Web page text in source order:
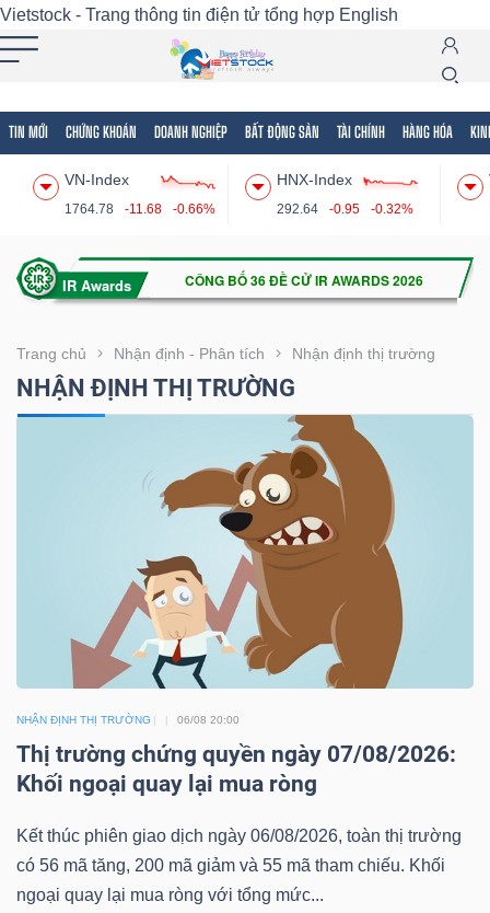
Vietstock - Trang thông tin điện tử tổng hợp English
TIN MỚI CHỨNG KHOÁN DOANH NGHIỆP BẤT ĐỘNG SẢN TÀI CHÍNH HÀNG HÓA
VN-Index
1764.78 -11.68 -0.66%
HNX-Index
292.64 -0.95 -0.32%
Trang chủ Nhận định - Phân tích Nhận định thị trường
NHẬN ĐỊNH THỊ TRƯỜNG
NHẬN ĐỊNH THỊ TRƯỜNG 06/08 20:00
Thị trường chứng quyền ngày 07/08/2026:
Khối ngoại quay lại mua ròng
Kết thúc phiên giao dịch ngày 06/08/2026, toàn thị trường
có 56 mã tăng, 200 mã giảm và 55 mã tham chiếu. Khối
ngoại quay lại mua ròng với tổng mức...
Tất cả Tính năng Ngành Mã chứng khoán
Tính
(-)
VIETSTOCK
ĐỘNG
SẢN
TÀI
CHÍNH